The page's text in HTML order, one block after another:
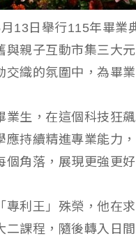
13日舉行115年畢業
親子互動市集三大
織的氛圍中，為畢
生，在這個科技狂
持續精進專業能力
角落，展現更強更好
利王」殊榮，他在
課程，隨後轉入日